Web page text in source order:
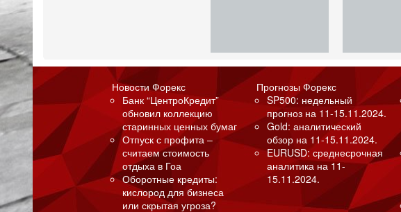
Новости Форекс
Банк “ЦентроКредит”
обновил коллекцию
старинных ценных бумаг
Отпуск с профита –
считаем стоимость
отдыха в Гоа
Оборотные кредиты:
кислород для бизнеса
или скрытая угроза?
Прогнозы Форекс
SP500: недельный
прогноз на 11-15.11.2024.
Gold: аналитический
обзор на 11-15.11.2024.
EURUSD: среднесрочная
аналитика на 11-
15.11.2024.